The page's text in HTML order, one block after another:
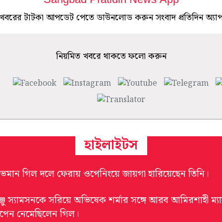
খবরের টাটকা আপডেট পেতে ডাউনলোড করুন সংবাদ প্রতিদিন
নিয়মিত খবরে থাকতে ফলো করুন
হাইলাইটস
গিল দলে ফেরায় ওপেনিংয়ে জায়গা হারিয়েছেন তিনি।
স্যামসনকে সরিয়ে অভিষেক শর্মার সঙ্গে আরব আমিরশাহী
নেমেছিলেন গিল।